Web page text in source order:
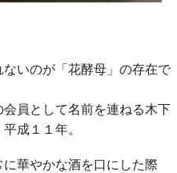
いのが「花酵母」の存在で
員として名前を連ねる木下
成１１年。
華やかな酒を口にした際